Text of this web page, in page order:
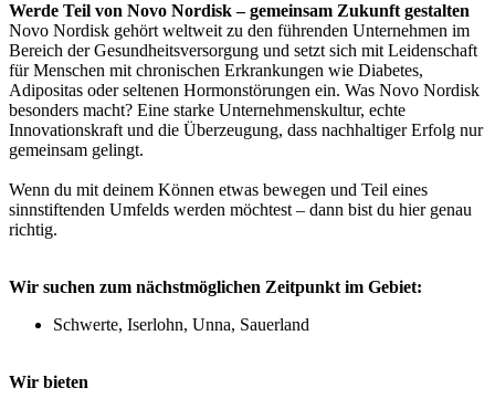
Werde Teil von Novo Nordisk – gemeinsam Zukunft gestalten
Novo Nordisk gehört weltweit zu den führenden Unternehmen im
Bereich der Gesundheitsversorgung und setzt sich mit Leidenschaft
für Menschen mit chronischen Erkrankungen wie Diabetes,
Adipositas oder seltenen Hormonstörungen ein. Was Novo Nordisk
besonders macht? Eine starke Unternehmenskultur, echte
Innovationskraft und die Überzeugung, dass nachhaltiger Erfolg nur
gemeinsam gelingt.
Wenn du mit deinem Können etwas bewegen und Teil eines
sinnstiftenden Umfelds werden möchtest – dann bist du hier genau
richtig.
Wir suchen zum nächstmöglichen Zeitpunkt im Gebiet:
Schwerte, Iserlohn, Unna, Sauerland
Wir bieten